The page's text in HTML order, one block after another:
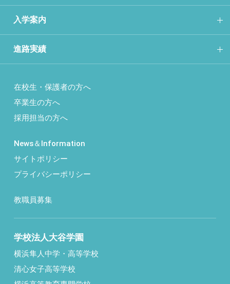
入学案内
進路実績
在校生・保護者の方へ
卒業生の方へ
採用担当の方へ
News＆Information
サイトポリシー
プライバシーポリシー
教職員募集
学校法人大谷学園
横浜隼人中学・高等学校
清心女子高等学校